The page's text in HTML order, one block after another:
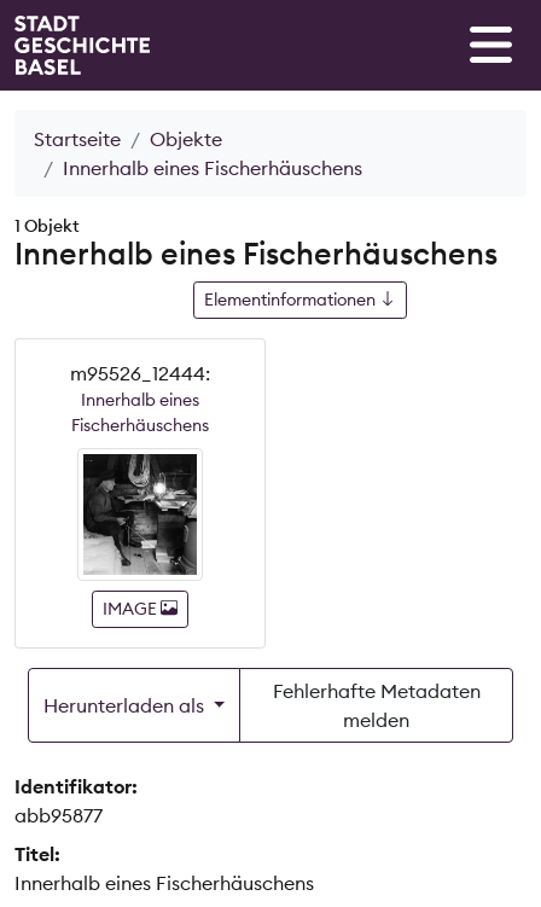
Startseite
Objekte
Innerhalb eines Fischerhäuschens
1 Objekt
Innerhalb eines Fischerhäuschens
Elementinformationen
m95526_12444:
Innerhalb eines
Fischerhäuschens
IMAGE
Herunterladen als
Fehlerhafte Metadaten
melden
Identifikator:
abb95877
Titel:
Innerhalb eines Fischerhäuschens